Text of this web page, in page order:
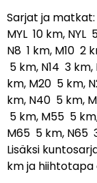
Sarjat ja matkat:
MYL 10 km,
N8 1 km, M10 2
5 km, N14 3
km, M20 5 km,
km, N40 5 km,
5 km, M55 5
M65 5 km, N65
Lisäksi
km ja hiihtotapa